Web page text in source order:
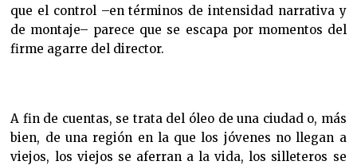
que el control –en términos de intensidad narrativa y
de montaje– parece que se escapa por momentos del
firme agarre del director.
A fin de cuentas, se trata del óleo de una ciudad o, más
bien, de una región en la que los jóvenes no llegan a
viejos, los viejos se aferran a la vida, los silleteros se